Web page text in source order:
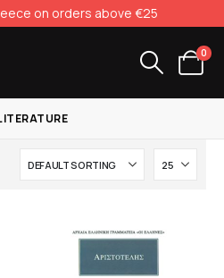
on orders above €25
0